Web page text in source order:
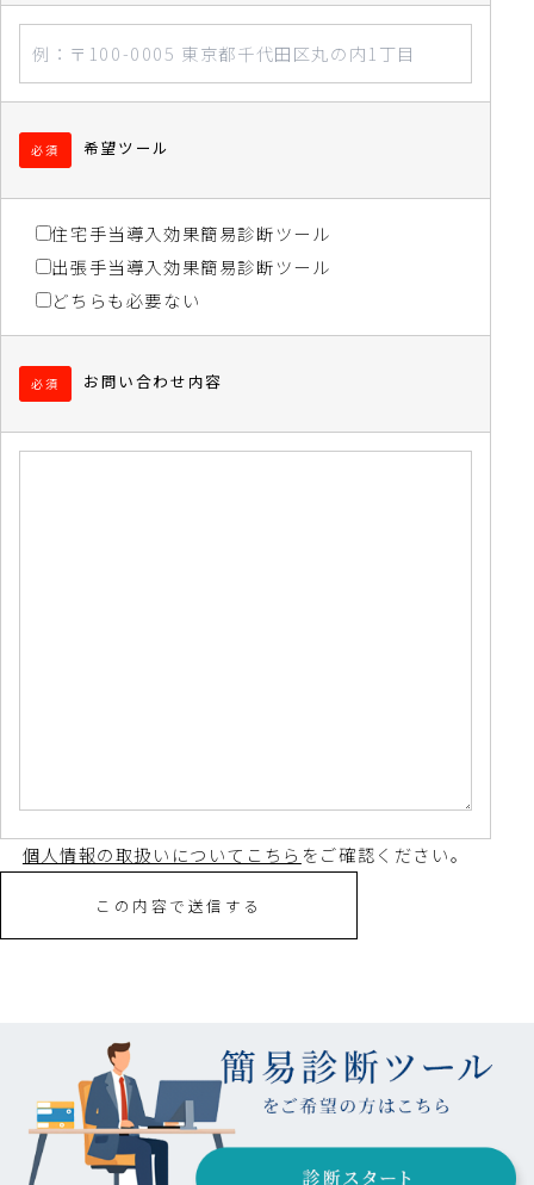
希望ツール
必須
住宅手当導入効果簡易診断ツール
出張手当導入効果簡易診断ツール
どちらも必要ない
お問い合わせ内容
必須
個人情報の取扱いについてこちら をご確認ください。